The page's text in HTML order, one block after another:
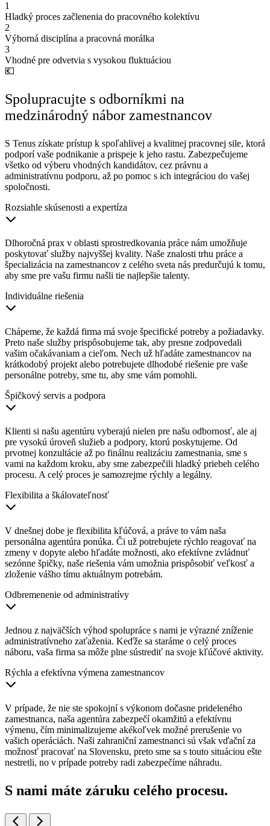
1
Hladký proces začlenenia do pracovného kolektívu
2
Výborná disciplína a pracovná morálka
3
Vhodné pre odvetvia s vysokou fluktuáciou
💶
Spolupracujte s odborníkmi na
medzinárodný nábor zamestnancov
S Tenus získate prístup k spoľahlivej a kvalitnej pracovnej sile, ktorá
podporí vaše podnikanie a prispeje k jeho rastu. Zabezpečujeme
všetko od výberu vhodných kandidátov, cez právnu a
administratívnu podporu, až po pomoc s ich integráciou do vašej
spoločnosti.
Rozsiahle skúsenosti a expertíza
Dlhoročná prax v oblasti sprostredkovania práce nám umožňuje
poskytovať služby najvyššej kvality. Naše znalosti trhu práce a
špecializácia na zamestnancov z celého sveta nás predurčujú k tomu,
aby sme pre vašu firmu našli tie najlepšie talenty.
Individuálne riešenia
Chápeme, že každá firma má svoje špecifické potreby a požiadavky.
Preto naše služby prispôsobujeme tak, aby presne zodpovedali
vašim očakávaniam a cieľom. Nech už hľadáte zamestnancov na
krátkodobý projekt alebo potrebujete dlhodobé riešenie pre vaše
personálne potreby, sme tu, aby sme vám pomohli.
Špičkový servis a podpora
Klienti si našu agentúru vyberajú nielen pre našu odbornosť, ale aj
pre vysokú úroveň služieb a podpory, ktorú poskytujeme. Od
prvotnej konzultácie až po finálnu realizáciu zamestnania, sme s
vami na každom kroku, aby sme zabezpečili hladký priebeh celého
procesu. A celý proces je samozrejme rýchly a legálny.
Flexibilita a škálovateľnosť
V dnešnej dobe je flexibilita kľúčová, a práve to vám naša
personálna agentúra ponúka. Či už potrebujete rýchlo reagovať na
zmeny v dopyte alebo hľadáte možnosti, ako efektívne zvládnuť
sezónne špičky, naše riešenia vám umožnia prispôsobiť veľkosť a
zloženie vášho tímu aktuálnym potrebám.
Odbremenenie od administratívy
Jednou z najväčších výhod spolupráce s nami je výrazné zníženie
administratívneho zaťaženia. Keďže sa staráme o celý proces
náboru, vaša firma sa môže plne sústrediť na svoje kľúčové aktivity.
Rýchla a efektívna výmena zamestnancov
V prípade, že nie ste spokojní s výkonom dočasne prideleného
zamestnanca, naša agentúra zabezpečí okamžitú a efektívnu
výmenu, čím minimalizujeme akékoľvek možné prerušenie vo
vašich operáciách. Naši zahraniční zamestnanci sú však vďační za
možnosť pracovať na Slovensku, preto sme sa s touto situáciou ešte
nestretli, no v prípade potreby radi zabezpečíme náhradu.
S nami máte záruku celého procesu.